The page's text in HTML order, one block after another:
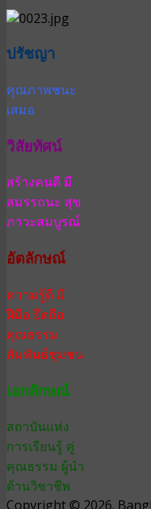
ปรัชญา
คุณภาพชนะ
เสมอ
วิสัยทัศน์
สร้างคนดี มี
สมรรถนะ สุข
ภาวะสมบูรณ์
อัตลักษณ์
ความรู้ดี มี
ฝีมือ ยึดถือ
คุณธรรม
สัมพันธ์ชุมชน
เอกลักษณ์
สถาบันแห่ง
การเรียนรู้ คู่
คุณธรรม ผู้นำ
ด้านวิชาชีพ
Copyright © 2026.